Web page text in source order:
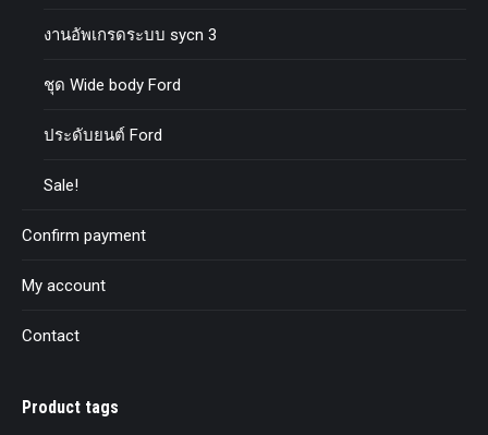
งานอัพเกรดระบบ sycn 3
ชุด Wide body Ford
ประดับยนต์ Ford
Sale!
Confirm payment
My account
Contact
Product tags